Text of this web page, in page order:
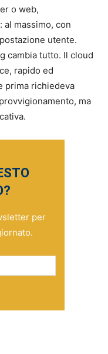
o web,
al massimo, con
utente.
cambia tutto. Il cloud
rapido ed
prima richiedeva
ma
per